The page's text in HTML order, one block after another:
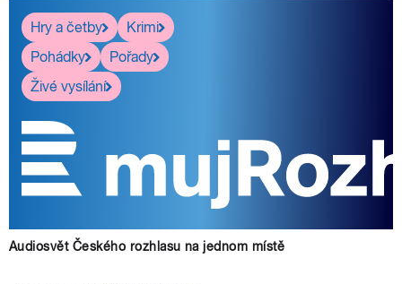
Hry a četby
Krimi
Pohádky
Pořady
Živé vysílání
Audiosvět Českého rozhlasu na jednom místě